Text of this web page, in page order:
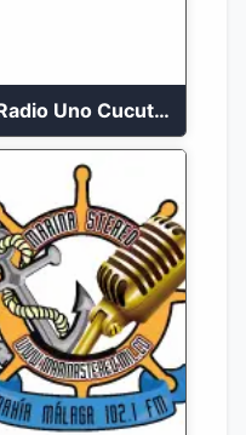
Radio Uno Cucuta 91.7 FM